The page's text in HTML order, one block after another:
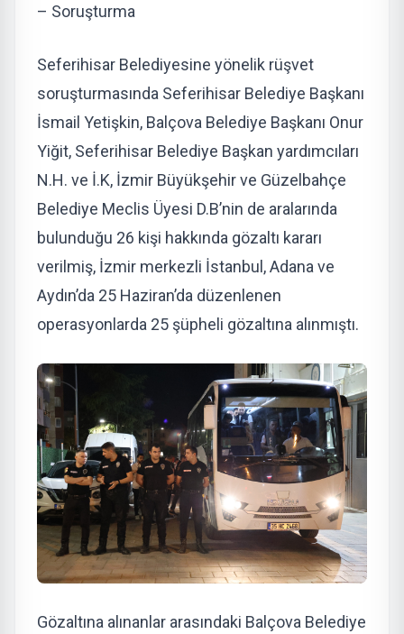
– Soruşturma
Seferihisar Belediyesine yönelik rüşvet
soruşturmasında Seferihisar Belediye Başkanı
İsmail Yetişkin, Balçova Belediye Başkanı Onur
Yiğit, Seferihisar Belediye Başkan yardımcıları
N.H. ve İ.K, İzmir Büyükşehir ve Güzelbahçe
Belediye Meclis Üyesi D.B’nin de aralarında
bulunduğu 26 kişi hakkında gözaltı kararı
verilmiş, İzmir merkezli İstanbul, Adana ve
Aydın’da 25 Haziran’da düzenlenen
operasyonlarda 25 şüpheli gözaltına alınmıştı.
Gözaltına alınanlar arasındaki Balçova Belediye